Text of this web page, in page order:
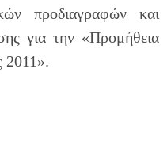
προδιαγραφών και
για την «Προμήθεια
2011».